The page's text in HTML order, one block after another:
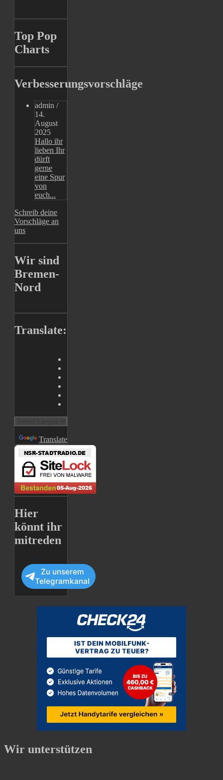
Top Pop
Charts
Verbesserungsvorschläge
admin /
14.
August
2025
Hallo ihr
lieben Ihr
dürft
gerne
eine Spur
von
euch...
Schreib deine
Vorschläge an
uns
Wir sind
Bremen-
Nord
Translate:
Translate
Hier
könnt ihr
mitreden
Zu unserem
Telegramkanal
Wir unterstützen